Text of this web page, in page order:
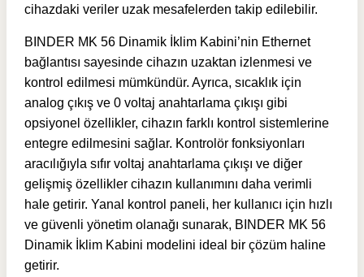
cihazdaki veriler uzak mesafelerden takip edilebilir.
BINDER MK 56 Dinamik İklim Kabini’nin Ethernet
bağlantısı sayesinde cihazın uzaktan izlenmesi ve
kontrol edilmesi mümkündür. Ayrıca, sıcaklık için
analog çıkış ve 0 voltaj anahtarlama çıkışı gibi
opsiyonel özellikler, cihazın farklı kontrol sistemlerine
entegre edilmesini sağlar. Kontrolör fonksiyonları
aracılığıyla sıfır voltaj anahtarlama çıkışı ve diğer
gelişmiş özellikler cihazın kullanımını daha verimli
hale getirir. Yanal kontrol paneli, her kullanıcı için hızlı
ve güvenli yönetim olanağı sunarak, BINDER MK 56
Dinamik İklim Kabini modelini ideal bir çözüm haline
getirir.